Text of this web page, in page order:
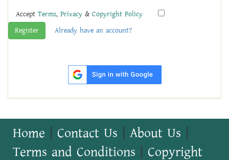
Accept Terms, Privacy & Copyright Policy
Register
Already have an account?
Home Contact Us About Us
Terms and Conditions
Copyright